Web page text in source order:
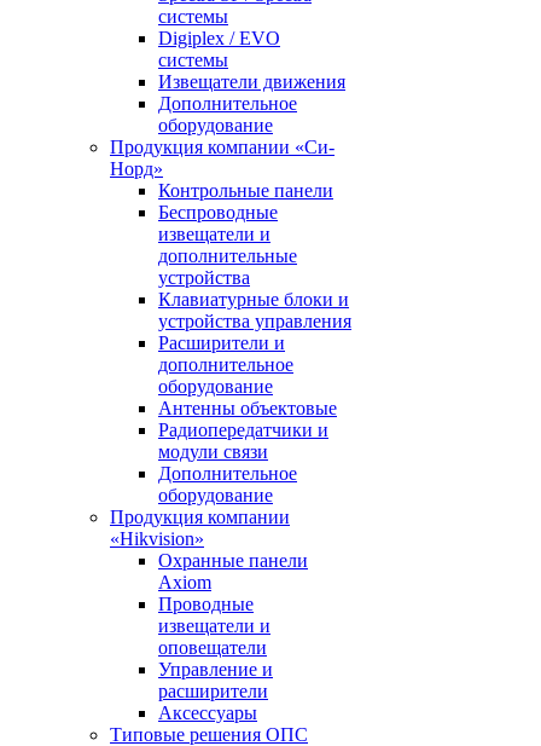
системы
Digiplex / EVO
системы
Извещатели движения
Дополнительное
оборудование
Продукция компании «Си-
Норд»
Контрольные панели
Беспроводные
извещатели и
дополнительные
устройства
Клавиатурные блоки и
устройства управления
Расширители и
дополнительное
оборудование
Антенны объектовые
Радиопередатчики и
модули связи
Дополнительное
оборудование
Продукция компании
«Hikvision»
Охранные панели
Axiom
Проводные
извещатели и
оповещатели
Управление и
расширители
Аксессуары
Типовые решения ОПС